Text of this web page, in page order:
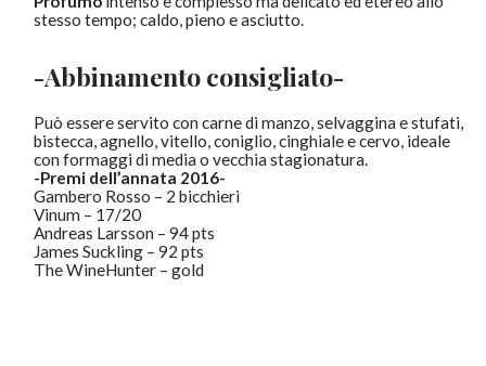
stesso tempo; caldo, pieno e asciutto.
-Abbinamento consigliato-
Può essere servito con carne di manzo, selvaggina e stufati,
bistecca, agnello, vitello, coniglio, cinghiale e cervo, ideale
con formaggi di media o vecchia stagionatura.
-Premi dell’annata 2016-
Gambero Rosso – 2 bicchieri
Vinum – 17/20
Andreas Larsson – 94 pts
James Suckling – 92 pts
The WineHunter – gold